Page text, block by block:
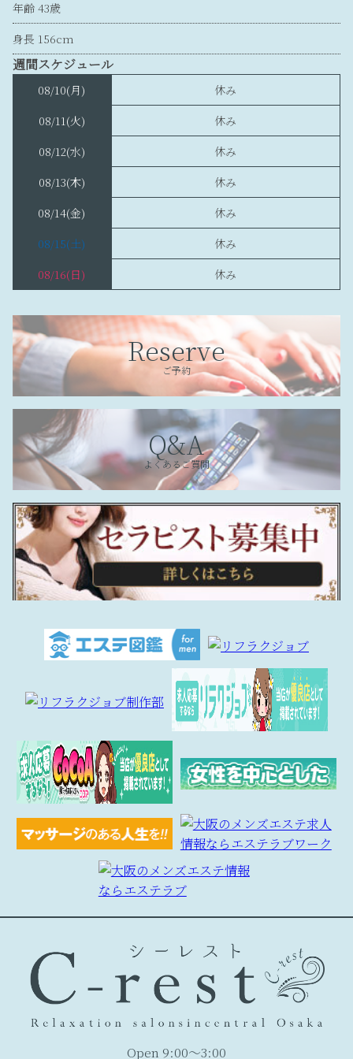
年齢 43歳
身長 156cm
週間スケジュール
08/10(月)
08/11 (火)
08/12(水)
08/13(木)
08/14(金)
08/15(土)
08/16(日)
休み
休み
休み
休み
休み
休み
休み
Reserve
ご予約
Q&A
よくあるご質問
Open 9:00～3:00